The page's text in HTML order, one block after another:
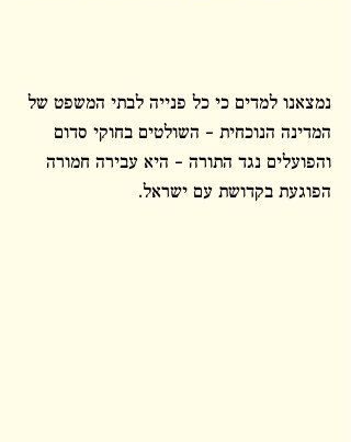
נמצאנו למדים כי כל פנייה לבתי המשפט של
המדינה הנוכחית – השולטים בחוקי סדום
והפועלים נגד התורה – היא עבירה חמורה
הפוגעת בקדושת עם ישראל.